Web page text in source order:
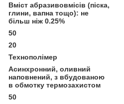
Вміст абразивовмісів (піска,
глини, вапна тощо): не
більш ніж 0.25%
50
20
Технополімер
Асинхронний, оливний
наповнений, з вбудованою
в обмотку термозахистом
50